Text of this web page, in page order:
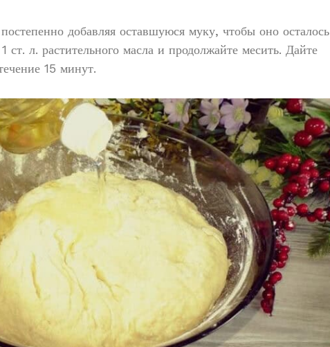
добавляя оставшуюся муку, чтобы оно осталось
л. растительного масла и продолжайте месить. Дайте
15 минут.